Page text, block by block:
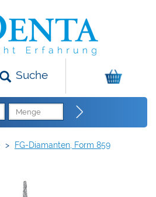
Suche
> FG-Diamanten, Form 859